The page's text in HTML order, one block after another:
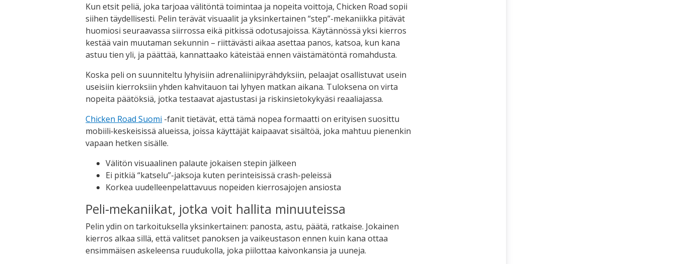
Kun etsit peliä, joka tarjoaa välitöntä toimintaa ja nopeita voittoja, Chicken Road sopii
siihen täydellisesti. Pelin terävät visuaalit ja yksinkertainen “step”-mekaniikka pitävät
huomiosi seuraavassa siirrossa eikä pitkissä odotusajoissa. Käytännössä yksi kierros
kestää vain muutaman sekunnin – riittävästi aikaa asettaa panos, katsoa, kun kana
astuu tien yli, ja päättää, kannattaako käteistää ennen väistämätöntä romahdusta.
Koska peli on suunniteltu lyhyisiin adrenaliinipyrähdyksiin, pelaajat osallistuvat usein
useisiin kierroksiin yhden kahvitauon tai lyhyen matkan aikana. Tuloksena on virta
nopeita päätöksiä, jotka testaavat ajastustasi ja riskinsietokykyäsi reaaliajassa.
Chicken Road Suomi -fanit tietävät, että tämä nopea formaatti on erityisen suosittu
mobiili‑keskeisissä alueissa, joissa käyttäjät kaipaavat sisältöä, joka mahtuu pienenkin
vapaan hetken sisälle.
Välitön visuaalinen palaute jokaisen stepin jälkeen
Ei pitkiä “katselu”-jaksoja kuten perinteisissä crash-peleissä
Korkea uudelleenpelattavuus nopeiden kierrosajojen ansiosta
Peli‑mekaniikat, jotka voit hallita minuuteissa
Pelin ydin on tarkoituksella yksinkertainen: panosta, astu, päätä, ratkaise. Jokainen
kierros alkaa sillä, että valitset panoksen ja vaikeustason ennen kuin kana ottaa
ensimmäisen askeleensa ruudukolla, joka piilottaa kaivonkansia ja uuneja.